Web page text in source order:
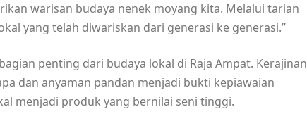
warisan budaya nenek moyang kita. Melalui tarian
yang telah diwariskan dari generasi ke generasi.”
penting dari budaya lokal di Raja Ampat. Kerajinan
dan anyaman pandan menjadi bukti kepiawaian
menjadi produk yang bernilai seni tinggi.